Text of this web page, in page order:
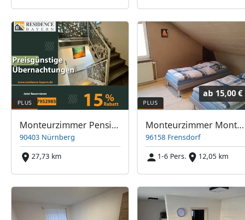
Monteurzimmer Pension & Apartments - Residence-Bayern
90403 Nürnberg
27,73 km
ab 15,00 €
Monteurzimmer Monteurwohnung Unterkunft
96158 Frensdorf
1-6 Pers.
12,05 km